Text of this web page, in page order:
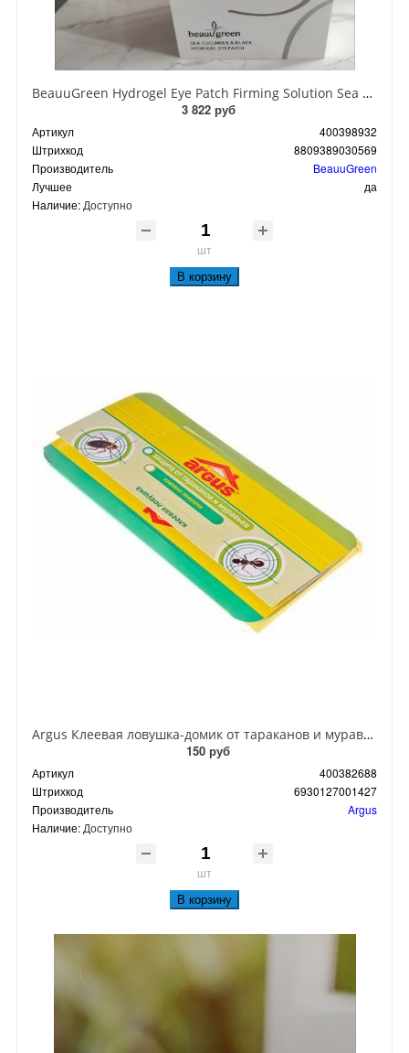
BeauuGreen Hydrogel Eye Patch Firming Solution Sea Cocumber & Black Гидрогелевые патчи для кожи вокруг глаз с экстрактом черного морского огурца 60 шт 90 гр
3 822 руб
Артикул
400398932
Штрихкод
8809389030569
Производитель
BeauuGreen
Лучшее
да
Наличие: Доступно
шт
В корзину
Argus Клеевая ловушка-домик от тараканов и муравьев
150 руб
Артикул
400382688
Штрихкод
6930127001427
Производитель
Argus
Наличие: Доступно
шт
В корзину